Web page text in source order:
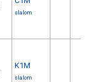
slalom
K1M
slalom